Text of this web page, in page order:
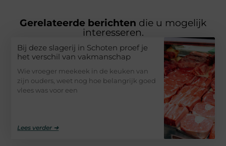
Gerelateerde berichten die u mogelijk
interesseren.
Bij deze slagerij in Schoten proef je
het verschil van vakmanschap
Wie vroeger meekeek in de keuken van
zijn ouders, weet nog hoe belangrijk goed
vlees was voor een
Lees verder ➜